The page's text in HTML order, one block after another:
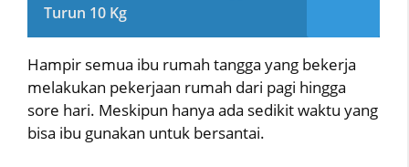
Turun 10 Kg
Hampir semua ibu rumah tangga yang bekerja
melakukan pekerjaan rumah dari pagi hingga
sore hari. Meskipun hanya ada sedikit waktu yang
bisa ibu gunakan untuk bersantai.